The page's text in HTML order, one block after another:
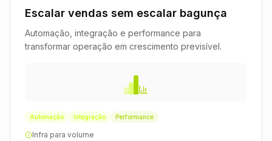
Escalar vendas sem escalar bagunça
Automação, integração e performance para
transformar operação em crescimento previsível.
Automação Integração Performance
Infra para volume